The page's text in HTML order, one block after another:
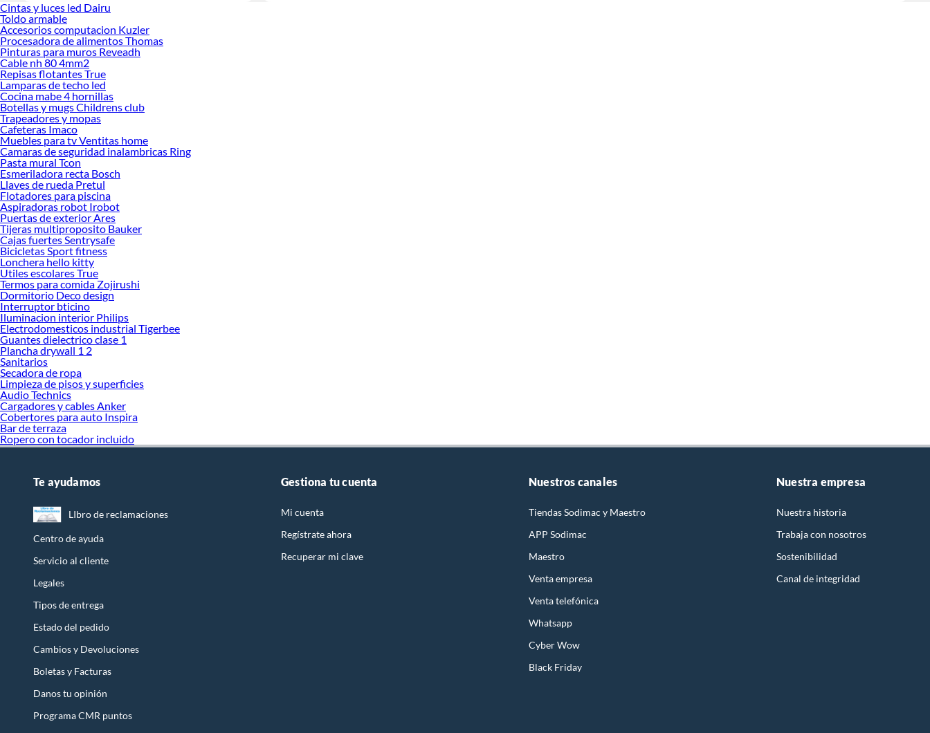
Cintas y luces led Dairu
Toldo armable
Accesorios computacion Kuzler
Procesadora de alimentos Thomas
Pinturas para muros Reveadh
Cable nh 80 4mm2
Repisas flotantes True
Lamparas de techo led
Cocina mabe 4 hornillas
Botellas y mugs Childrens club
Trapeadores y mopas
Cafeteras Imaco
Muebles para tv Ventitas home
Camaras de seguridad inalambricas Ring
Pasta mural Tcon
Esmeriladora recta Bosch
Llaves de rueda Pretul
Flotadores para piscina
Aspiradoras robot Irobot
Puertas de exterior Ares
Tijeras multiproposito Bauker
Cajas fuertes Sentrysafe
Bicicletas Sport fitness
Lonchera hello kitty
Utiles escolares True
Termos para comida Zojirushi
Dormitorio Deco design
Interruptor bticino
Iluminacion interior Philips
Electrodomesticos industrial Tigerbee
Guantes dielectrico clase 1
Plancha drywall 1 2
Sanitarios
Secadora de ropa
Limpieza de pisos y superficies
Audio Technics
Cargadores y cables Anker
Cobertores para auto Inspira
Bar de terraza
Ropero con tocador incluido
Te ayudamos
LIbro de reclamaciones
Centro de ayuda
Servicio al cliente
Legales
Tipos de entrega
Estado del pedido
Cambios y Devoluciones
Boletas y Facturas
Danos tu opinión
Programa CMR puntos
Gestiona tu cuenta
Mi cuenta
Regístrate ahora
Recuperar mi clave
Nuestros canales
Tiendas Sodimac y Maestro
APP Sodimac
Maestro
Venta empresa
Venta telefónica
Whatsapp
Cyber Wow
Black Friday
Nuestra empresa
Nuestra historia
Trabaja con nosotros
Sostenibilidad
Canal de integridad